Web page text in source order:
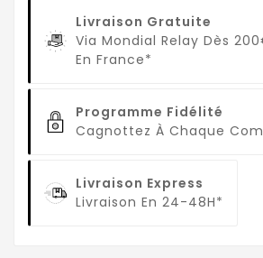
Livraison Gratuite
Via Mondial Relay Dès
En France*
Programme Fidélité
Cagnottez À Chaque
Livraison Express
Livraison En 24-48H*